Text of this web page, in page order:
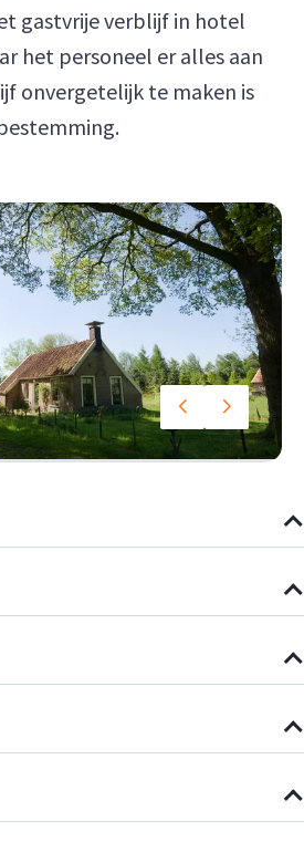
gastvrije verblijf in hotel
het personeel er alles aan
onvergetelijk te maken is